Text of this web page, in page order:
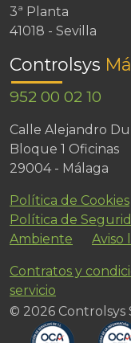
3ª Planta
41018 - Sevilla
Controlsys
952 00 02 10
Calle Alejandro
Bloque 1 Oficinas
29004 - Málaga
Política de Cookies
Política de
Ambiente
Aviso
Contratos y
servicio
© 2026 Controlsys